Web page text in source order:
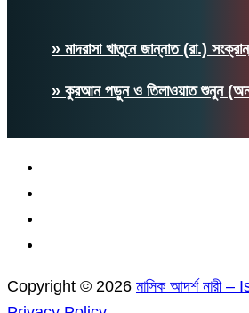
» মাদরাসা খাতুনে জান্নাত (রা.)
» কুরআন পড়ুন ও তিলাওয়াত শুনুন
Copyright © 2026 মাসিক আদর্শ নারী